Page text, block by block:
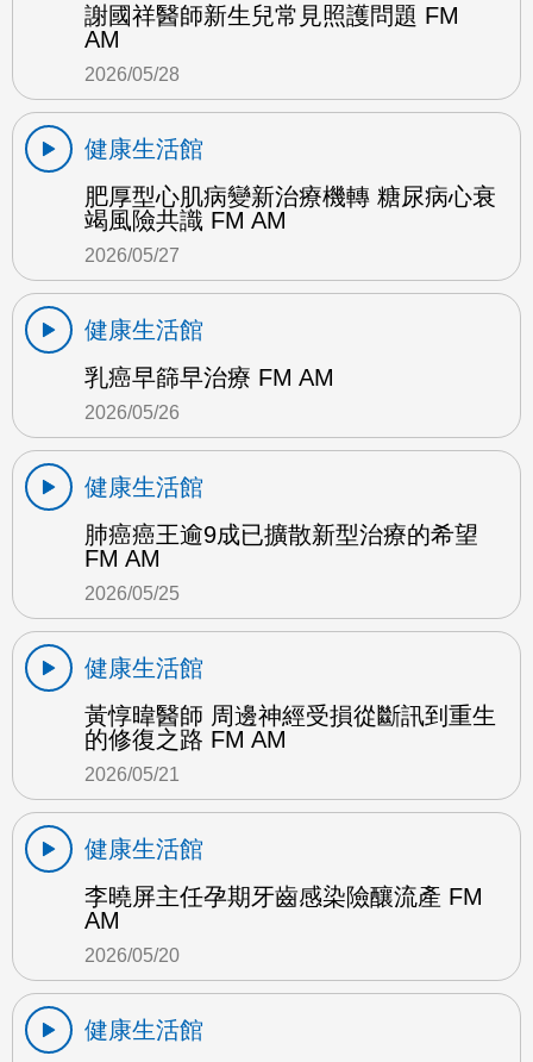
謝國祥醫師新生兒常見照護問題 FM
AM
2026/05/28
健康生活館
肥厚型心肌病變新治療機轉 糖尿病心衰
竭風險共識 FM AM
2026/05/27
健康生活館
乳癌早篩早治療 FM AM
2026/05/26
健康生活館
肺癌癌王逾9成已擴散新型治療的希望
FM AM
2026/05/25
健康生活館
黃惇暐醫師 周邊神經受損從斷訊到重生
的修復之路 FM AM
2026/05/21
健康生活館
李曉屏主任孕期牙齒感染險釀流產 FM
AM
2026/05/20
健康生活館